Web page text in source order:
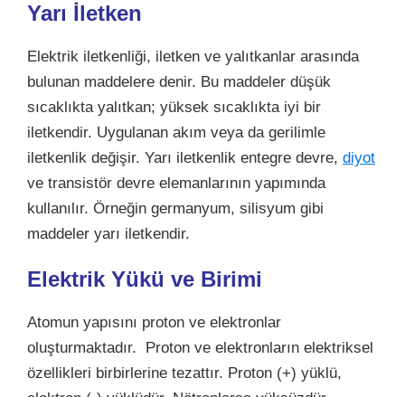
Yarı İletken
Elektrik iletkenliği, iletken ve yalıtkanlar arasında
bulunan maddelere denir. Bu maddeler düşük
sıcaklıkta yalıtkan; yüksek sıcaklıkta iyi bir
iletkendir. Uygulanan akım veya da gerilimle
iletkenlik değişir. Yarı iletkenlik entegre devre, diyot
ve transistör devre elemanlarının yapımında
kullanılır. Örneğin germanyum, silisyum gibi
maddeler yarı iletkendir.
Elektrik Yükü ve Birimi
Atomun yapısını proton ve elektronlar
oluşturmaktadır. Proton ve elektronların elektriksel
özellikleri birbirlerine tezattır. Proton (+) yüklü,